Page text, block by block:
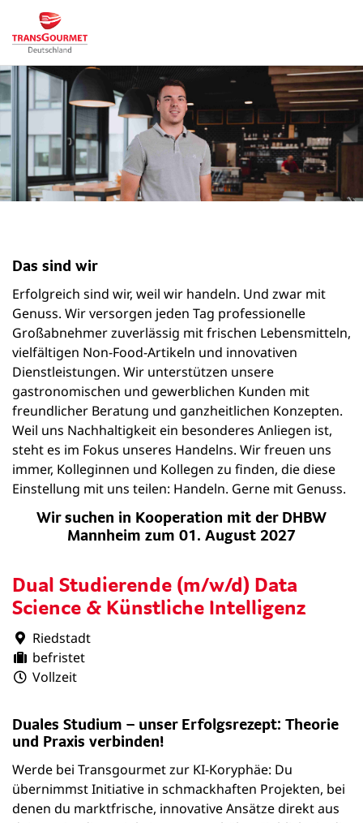
Dual Studierende (m/w/d) Data
Science & Künstliche Intelligenz
Riedstadt
befristet
Vollzeit
Das sind wir
Erfolgreich sind wir, weil wir handeln. Und zwar mit
Genuss. Wir versorgen jeden Tag professionelle
Großabnehmer zuverlässig mit frischen Lebensmitteln,
vielfältigen Non-Food-Artikeln und innovativen
Dienstleistungen. Wir unterstützen unsere
gastronomischen und gewerblichen Kunden mit
freundlicher Beratung und ganzheitlichen Konzepten.
Weil uns Nachhaltigkeit ein besonderes Anliegen ist,
steht es im Fokus unseres Handelns. Wir freuen uns
immer, Kolleginnen und Kollegen zu finden, die diese
Einstellung mit uns teilen: Handeln. Gerne mit Genuss.
Wir suchen in Kooperation mit der DHBW
Mannheim zum 01. August 2027
Duales Studium – unser Erfolgsrezept: Theorie
und Praxis verbinden!
Werde bei Transgourmet zur KI-Koryphäe: Du
übernimmst Initiative in schmackhaften Projekten, bei
denen du marktfrische, innovative Ansätze direkt aus